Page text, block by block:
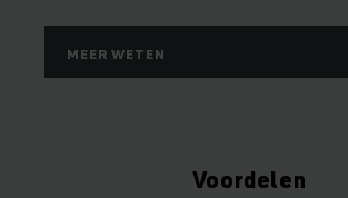
MEER WETEN
Voordelen